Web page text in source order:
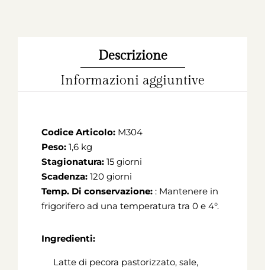
Descrizione
Informazioni aggiuntive
Codice Articolo: M304
Peso: 1,6 kg
Stagionatura: 15 giorni
Scadenza: 120 giorni
Temp. Di conservazione: : Mantenere in
frigorifero ad una temperatura tra 0 e 4°.
Ingredienti:
Latte di pecora pastorizzato, sale,